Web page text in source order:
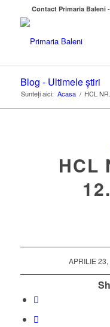
Contact Primaria Baleni
Blog - Ultimele știri
Sunteți aici: Acasa / HCL
HCL
APRILIE/